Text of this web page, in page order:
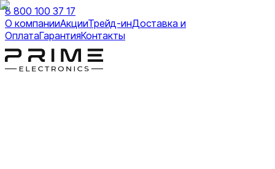
8 800 100 37 17
О компанииАкцииТрейд-инДоставка и
ОплатаГарантияКонтакты